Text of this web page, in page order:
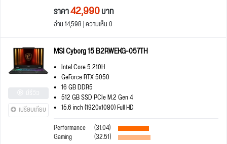
ราคา42,990บาท
อ่าน 14,598 | ความเห็น 0
เปรียบเทียบ
MSI Cyborg 15 B2RWEKG-057TH
Intel Core 5 210H
GeForce RTX 5050
16 GB DDR5
512 GB SSD PCIe M.2 Gen 4
15.6 inch (1920x1080) Full HD
Performance
(31.04)
Gaming (32.51)